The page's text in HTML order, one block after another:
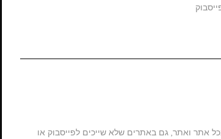
אתר ואתר, גם באתרים שלא שייכים לפייסבוק או